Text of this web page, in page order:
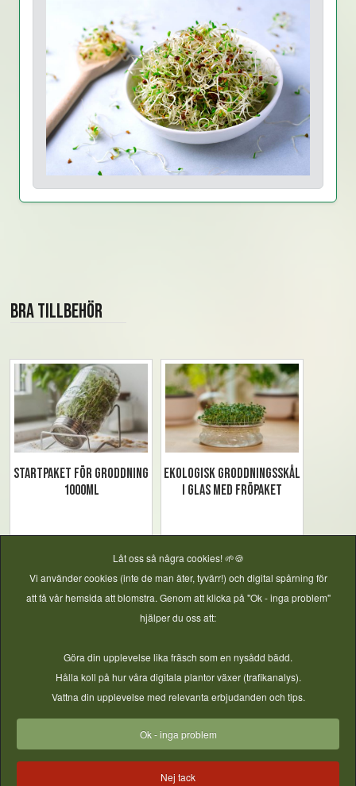
Bra tillbehör
Startpaket för groddning
1000ml
Ekologisk groddningsskål
i glas med fröpaket
Mikrobladstråg
Låt oss så några cookies! 🌱🍪
Vi använder cookies (inte de man äter, tyvärr!) och digital spårning för
att få vår hemsida att blomstra. Genom att klicka på "Ok - inga problem"
hjälper du oss att:
Göra din upplevelse lika fräsch som en nysådd bädd.
Hålla koll på hur våra digitala plantor växer (trafikanalys).
Vattna din upplevelse med relevanta erbjudanden och tips.
Ok - inga problem
Nej tack